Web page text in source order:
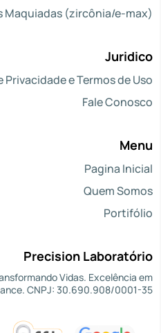
Maquiadas (zircônia/e-max)
Juridico
Privacidade e Termos de Uso
Fale Conosco
Menu
Pagina Inicial
Quem Somos
Portifólio
Precision Laboratório
Vidas. Excelência em
CNPJ: 30.690.908/0001-35